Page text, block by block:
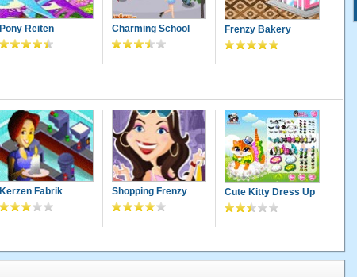
Pony Reiten Charming School Frenzy Bakery
Kerzen Fabrik Shopping Frenzy Cute Kitty Dress Up